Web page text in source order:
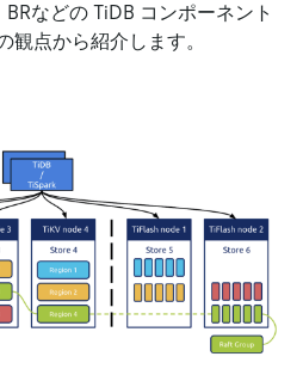
などの TiDB コンポーネント
観点から紹介します。